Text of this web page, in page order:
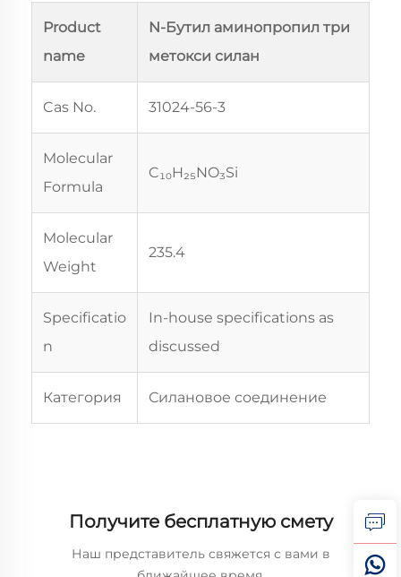
Product
name
N-Бутил аминопропил три
метокси силан
Cas No. 31024-56-3
Molecular
Formula
C₁₀H₂₅NO₃Si
Molecular
Weight
235.4
Specificatio
n
In-house specifications as
discussed
Категория Силановое соединение
Получите бесплатную смету
Наш представитель свяжется с вами в